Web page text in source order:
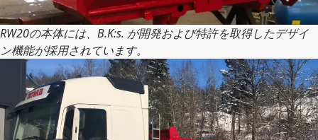
RW20の本体には、B.K:s. が開発および特許を取得したデザイ
ン機能が採用されています。